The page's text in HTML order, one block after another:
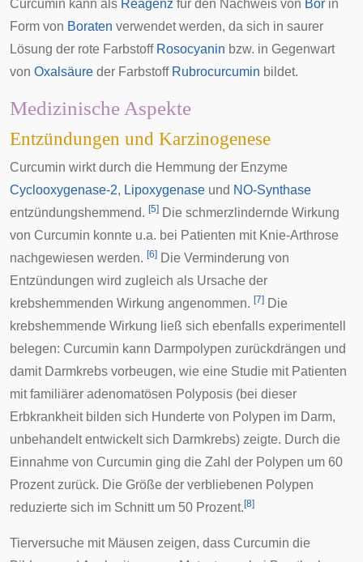
Curcumin kann als Reagenz für den Nachweis von Bor in
Form von Boraten verwendet werden, da sich in saurer
Lösung der rote Farbstoff Rosocyanin bzw. in Gegenwart
von Oxalsäure der Farbstoff Rubrocurcumin bildet.
Medizinische Aspekte
Entzündungen und Karzinogenese
Curcumin wirkt durch die Hemmung der Enzyme
Cyclooxygenase-2, Lipoxygenase und NO-Synthase
entzündungshemmend. [5] Die schmerzlindernde Wirkung
von Curcumin konnte u.a. bei Patienten mit Knie-Arthrose
nachgewiesen werden. [6] Die Verminderung von
Entzündungen wird zugleich als Ursache der
krebshemmenden Wirkung angenommen. [7] Die
krebshemmende Wirkung ließ sich ebenfalls experimentell
belegen: Curcumin kann Darmpolypen zurückdrängen und
damit Darmkrebs vorbeugen, wie eine Studie mit Patienten
mitfamiliärer adenomatösen Polyposis (bei dieser
Erbkrankheit bilden sich Hunderte von Polypen im Darm,
unbehandelt entwickelt sich Darmkrebs) zeigte. Durch die
Einnahme von Curcumin ging die Zahl der Polypen um 60
Prozent zurück. Die Größe der verbliebenen Polypen
reduzierte sich im Schnitt um 50 Prozent. [8]
Tierversuche mit Mäusen zeigen, dass Curcumin die